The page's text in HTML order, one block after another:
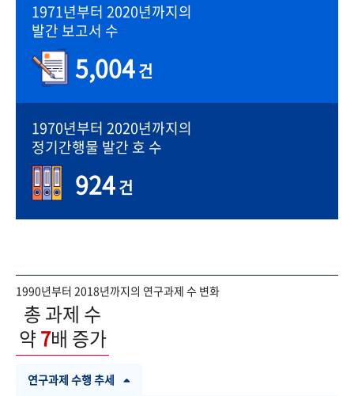
1971년부터 2020년까지의
발간 보고서 수
5,004건
1970년부터 2020년까지의
정기간행물 발간 호 수
924건
1990년부터 2018년까지의 연구과제 수 변화
총 과제 수
약7배 증가
연구과제 수행 추세